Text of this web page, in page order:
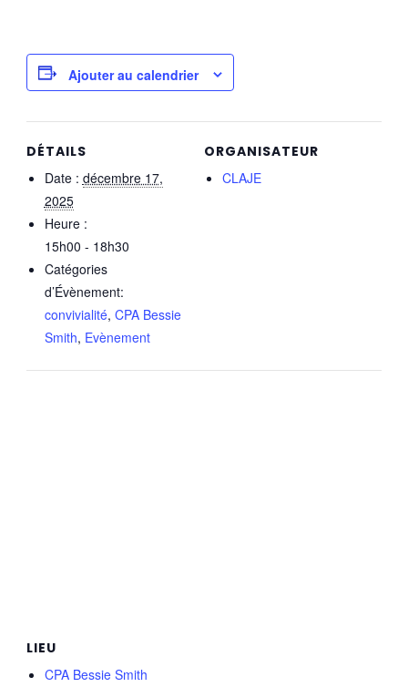
Ajouter au calendrier
DÉTAILS
Date : décembre 17,
2025
Heure :
15h00 - 18h30
Catégories
d’Évènement:
convivialité, CPA Bessie
Smith, Evènement
ORGANISATEUR
CLAJE
LIEU
CPA Bessie Smith